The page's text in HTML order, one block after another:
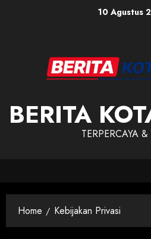
10 Agustus
BERITA
TERPERCAYA &
Home Kebijakan Privasi